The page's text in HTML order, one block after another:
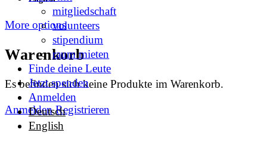
More options
Warenkorb
Es befinden sich keine Produkte im Warenkorb.
Anmelden Registrieren
mitgliedschaft
volunteers
stipendium
raum mieten
Finde deine Leute
Jetzt spenden
Anmelden
Deutsch
English